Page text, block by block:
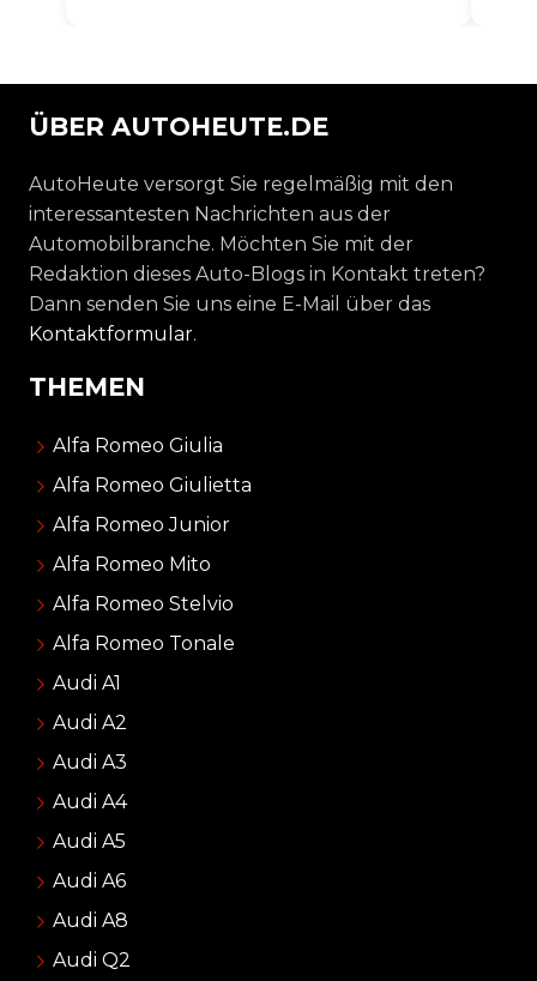
ÜBER AUTOHEUTE.DE
AutoHeute versorgt Sie regelmäßig mit den
interessantesten Nachrichten aus der
Automobilbranche. Möchten Sie mit der
Redaktion dieses Auto-Blogs in Kontakt treten?
Dann senden Sie uns eine E-Mail über das
Kontaktformular.
THEMEN
Alfa Romeo Giulia
Alfa Romeo Giulietta
Alfa Romeo Junior
Alfa Romeo Mito
Alfa Romeo Stelvio
Alfa Romeo Tonale
Audi A1
Audi A2
Audi A3
Audi A4
Audi A5
Audi A6
Audi A8
Audi Q2